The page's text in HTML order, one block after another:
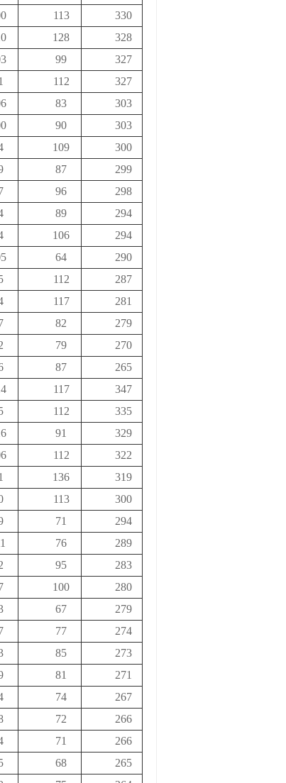
113
330
128
328
99
327
112
327
83
303
90
303
109
300
87
299
96
298
89
294
106
294
64
290
112
287
117
281
82
279
79
270
87
265
117
347
112
335
91
329
112
322
136
319
113
300
71
294
76
289
95
283
100
280
67
279
77
274
85
273
81
271
74
267
72
266
71
266
68
265